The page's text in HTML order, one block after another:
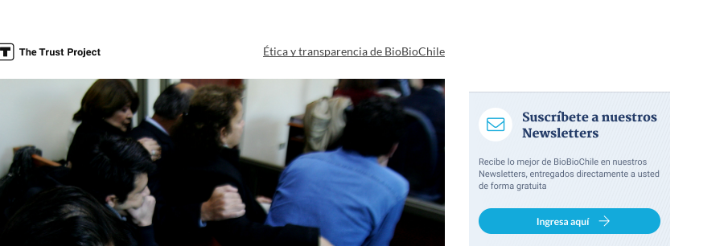
Ética y transparencia de BioBioChile